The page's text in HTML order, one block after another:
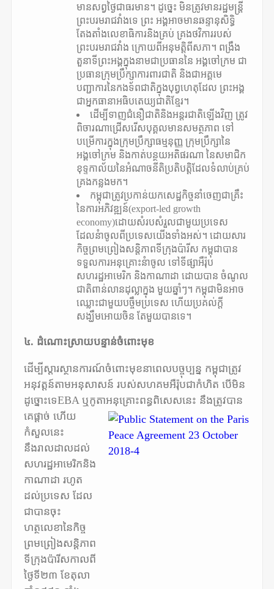
មានសព្វថ្ងៃជាធរមាន។ ដូច្នេះ មិនត្រូវមានរដ្ឋមន្ត្រី
ព្រះបរមរាជវាំងទេ ព្រះ អង្គអាចមានឆន្ទានុសិទ្ធិ
តែងតាំងលេខាធិការនិងគ្រប់ គ្រងថវិការរបស់
ព្រះបរមរាជវាំង ក្រោយពីអនុមត្តិពីសភា។ ពង្រឹង
តួនាទីព្រះអង្គក្នុងនាមជាប្រធាននៃ អង្គចៅក្រម ជា
ប្រធានក្រុមប្រឹក្សាការពារជាតិ និងជាអគ្គមេ
បញ្ជាការនៃកងទ័ពជាតិក្នុងបុព្វហេតុដែល ព្រះអង្គ
ជាអ្នកធានាអធិបតេយ្យជាតិខ្មែរ។
ដើម្បីទាញជំនឿជាតិនិងអន្តរជាតិឡើងវិញ ត្រូវ
ពិចារណាជ្រើសរើសបុគ្គលមានសមត្ថភាព ទៅ
បម្រើការក្នុងក្រុមប្រឹក្សាធម្មនុញ្ញ ក្រុមប្រឹក្សានៃ
អង្គចៅក្រម និងកាត់បន្ថយអតិផរណា នៃសមាជិក
ខុទ្ទកាល័យនៃអំណាចនីតិប្រតិបត្តិដែលទំលាប់គ្រប់
គ្រងកន្លងមក។
កម្ពុជាត្រូវប្រកាន់យកសេដ្ឋកិច្ចនាំចេញជាគ្រឹះ
នៃការអភិវឌ្ឍន៍(export-led growth
economy)ដោយសំរបសំរួលជាមួយប្រទេស
ដែលនំាចូលពីប្រទេសយើងទាំងអស់។ ដោយសារ
កិច្ចព្រមព្រៀងសន្តិភាពទីក្រុងប៉ារីស កម្ពុជាបាន
ទទួលការអនុគ្រោះនំាចូល ទៅទីផ្សាអឺរ៉ុប
សហរដ្ឋអាមេរិក និងកាណាដា ដោយបាន ចំណូល
ជាតិពាន់លានដុល្លាក្នុង មួយឆ្នាំៗ។ កម្ពុជាមិនអាច
ឈ្លោះជាមួយបច្ចឹមប្រទេស ហើយប្រគល់ក្តី
សង្ឃឹមអោយចិន តែមួយបានទេ។
៤. ដំណោះស្រាយបន្ទាន់ចំពោះមុខ
ដើម្បីស្តារស្ថានការណ៍ចំពោះមុខនាពេលបច្ចុប្បន្ន កម្ពុជាត្រូវ
អនុវត្តន៍តាមអនុសាសន៍ របស់សហគមអឺរ៉ុបជាកំហិត បើមិន
ដូច្នោះទេEBA ឬកូតាអនុគ្រោះពន្ធពិសេសនេះ នឹងត្រូវបាន
គេផ្តាច់ ហើយ
កំសួលនេះ
នឹងរាលដាលដល់
សហរដ្ឋអាមេរិកនិង
កាណាដា រហូត
ដល់ប្រទេស ដែល
ជាបានចុះ
ហត្ថលេខានៃកិច្ច
ព្រមព្រៀងសន្តិភាព
ទីក្រុងប៉ារីសកាលពី
ថ្ងៃទី២៣ ខែតុលា